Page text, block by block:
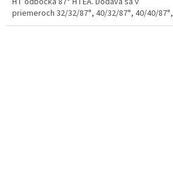
priemeroch 32/32/87°, 40/32/87°, 40/40/